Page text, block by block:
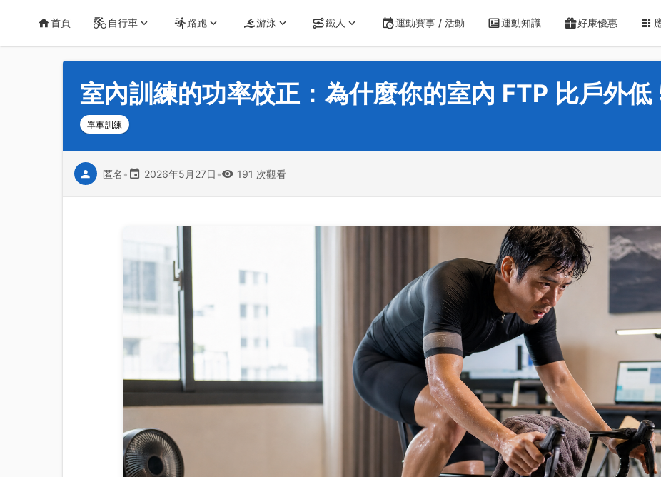
CT Yeh 公路車基地
首頁 自行車 路跑 游泳 鐵人 運動賽事 / 活動 運動知識 好康優惠
運動知識 詳情
室內訓練的功率校正：為什麼你的室內 FTP 比戶外
單車訓練
匿名 • 2026年5月27日 • 191 次觀看